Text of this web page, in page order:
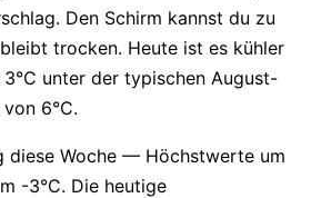
Den Schirm kannst du zu
trocken. Heute ist es kühler
unter der typischen August-
6°C.
diese Woche — Höchstwerte um
-3°C. Die heutige